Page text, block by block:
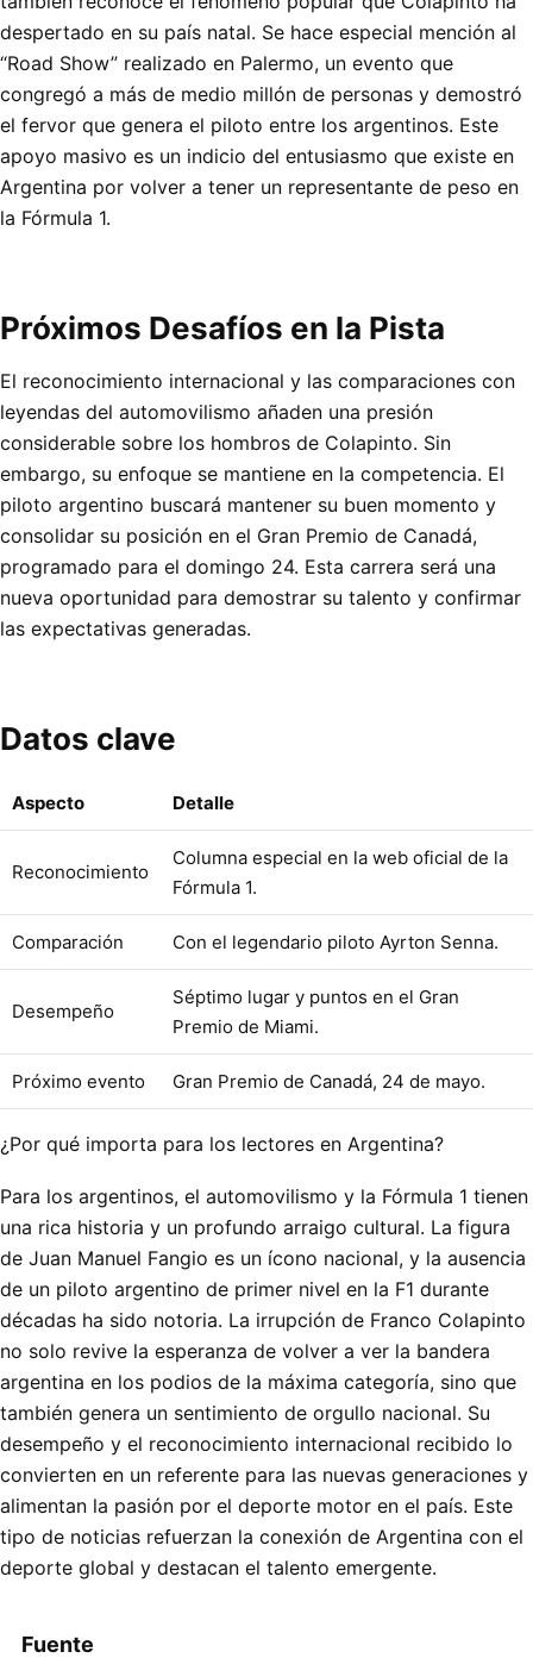
despertado en su país natal. Se hace especial mención al
“Road Show” realizado en Palermo, un evento que
congregó a más de medio millón de personas y demostró
el fervor que genera el piloto entre los argentinos. Este
apoyo masivo es un indicio del entusiasmo que existe en
Argentina por volver a tener un representante de peso en
la Fórmula 1.
Próximos Desafíos en la Pista
El reconocimiento internacional y las comparaciones con
leyendas del automovilismo añaden una presión
considerable sobre los hombros de Colapinto. Sin
embargo, su enfoque se mantiene en la competencia. El
piloto argentino buscará mantener su buen momento y
consolidar su posición en el Gran Premio de Canadá,
programado para el domingo 24. Esta carrera será una
nueva oportunidad para demostrar su talento y confirmar
las expectativas generadas.
Datos clave
Aspecto Detalle
Reconocimiento
Columna especial en la web oficial de la
Fórmula 1.
Comparación Con el legendario piloto Ayrton Senna.
Desempeño
Séptimo lugar y puntos en el Gran
Premio de Miami.
Próximo evento Gran Premio de Canadá, 24 de mayo.
¿Por qué importa para los lectores en Argentina?
Para los argentinos, el automovilismo y la Fórmula 1 tienen
una rica historia y un profundo arraigo cultural. La figura
de Juan Manuel Fangio es un ícono nacional, y la ausencia
de un piloto argentino de primer nivel en la F1 durante
décadas ha sido notoria. La irrupción de Franco Colapinto
no solo revive la esperanza de volver a ver la bandera
argentina en los podios de la máxima categoría, sino que
también genera un sentimiento de orgullo nacional. Su
desempeño y el reconocimiento internacional recibido lo
convierten en un referente para las nuevas generaciones y
alimentan la pasión por el deporte motor en el país. Este
tipo de noticias refuerzan la conexión de Argentina con el
deporte global y destacan el talento emergente.
Fuente